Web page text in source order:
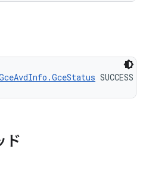
SUCCESS
ド